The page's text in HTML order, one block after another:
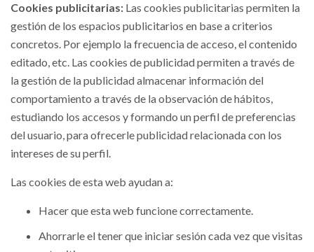
Cookies publicitarias: Las cookies publicitarias permiten la
gestión de los espacios publicitarios en base a criterios
concretos. Por ejemplo la frecuencia de acceso, el contenido
editado, etc. Las cookies de publicidad permiten a través de
la gestión de la publicidad almacenar información del
comportamiento a través de la observación de hábitos,
estudiando los accesos y formando un perfil de preferencias
del usuario, para ofrecerle publicidad relacionada con los
intereses de su perfil.
Las cookies de esta web ayudan a:
Hacer que esta web funcione correctamente.
Ahorrarle el tener que iniciar sesión cada vez que visitas